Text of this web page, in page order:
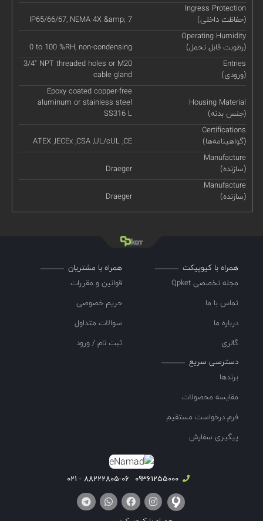
Ingress Protection
(حفاظت داخلی)
IP65/66/67, NEMA 4X &amp; 7
Operating Humidity
(رطوبت قابل تحمل)
0 to 100 %RH, non-condensing
Entries
(ورودی)
3/4" NPT threaded holes or M20
cable gland
Housing Material
(جنس بدنه)
Epoxy coated copper-free
aluminum or stainless steel
SS316 L
Certifications
(گواهینامه‌ها)
ATEX ,IECEx ,CSA ,UL/cUL ,CE
Manufacture
(سازنده)
Draeger
Manufacture
(سازنده)
Draeger
همراه با کیوپیکت
مجله تخصصی Qpket
تماس با ما
درباره ما
گالری
همراه با مشتریان
قوانین و مقررات
حریم خصوصی
سوالات متداول
ثبت نام / ورود
دسترسی سریع
برندها
مقایسه محصولات
فرم درخواست مستقیم
پیگیری سفارش
09361255000
88222805-06 - 021